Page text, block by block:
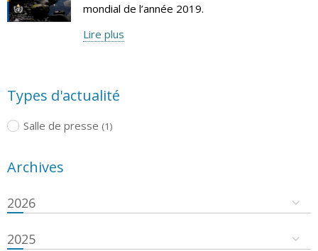
mondial de l’année 2019.
Lire plus
Types d'actualité
Salle de presse (1)
Archives
2026
2025